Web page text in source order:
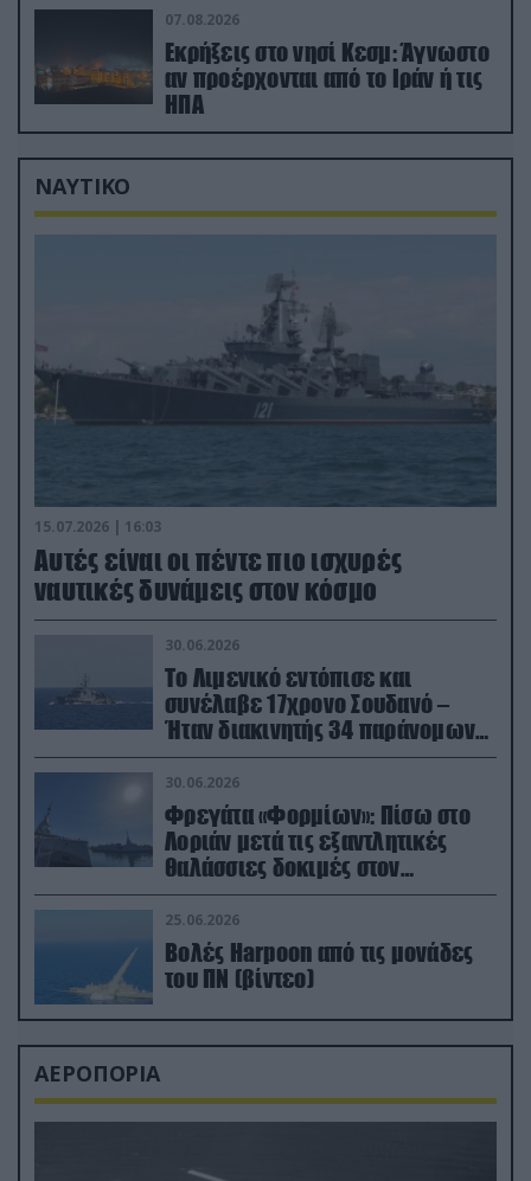
Σαουδική Αραβία!
07.08.2026
Εκρήξεις στο νησί Κεσμ: Άγνωστο
αν προέρχονται από το Ιράν ή τις
ΗΠΑ
ΝΑΥΤΙΚΟ
15.07.2026 | 16:03
Aυτές είναι οι πέντε πιο ισχυρές
ναυτικές δυνάμεις στον κόσμο
30.06.2026
Το Λιμενικό εντόπισε και
συνέλαβε 17χρονο Σουδανό –
Ήταν διακινητής 34 παράνομων
μεταναστών
30.06.2026
Φρεγάτα «Φορμίων»: Πίσω στο
Λοριάν μετά τις εξαντλητικές
θαλάσσιες δοκιμές στον
απαιτητικό Βισκαϊκό
25.06.2026
Βολές Harpoon από τις μονάδες
του ΠΝ (βίντεο)
ΑΕΡΟΠΟΡΙΑ